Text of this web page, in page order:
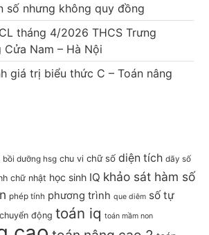
số nhưng không quy đồng
tháng 4/2026 THCS Trưng
Nam – Hà Nội
giá trị biểu thức C – Toán nâng
bồi dưỡng hsg chu vi chữ số diện tích dãy số
chữ nhật học sinh IQ khảo sát hàm số
phép tính phương trình que diêm số tự
động toán iq toán mầm non